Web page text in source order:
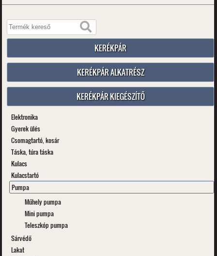
KERÉKPÁR
KERÉKPÁR ALKATRÉSZ
KERÉKPÁR KIEGÉSZÍTŐ
Elektronika
Gyerek ülés
Csomagtartó, kosár
Táska, túra táska
Kulacs
Kulacstartó
Pumpa
Műhely pumpa
Mini pumpa
Teleszkóp pumpa
Sárvédő
Lakat